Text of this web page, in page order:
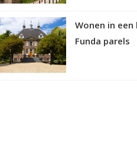
Wonen in een
Funda parels